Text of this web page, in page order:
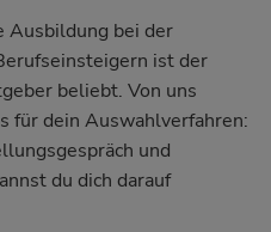
Ausbildung bei der
ist der
beliebt. Von uns
für dein Auswahlverfahren:
und
du dich darauf